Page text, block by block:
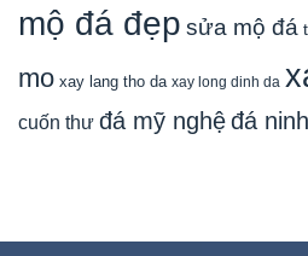
mộ đá đẹp sửa mộ đá
mo xay lang tho da xay long dinh da
cuốn thư đá mỹ nghệđá